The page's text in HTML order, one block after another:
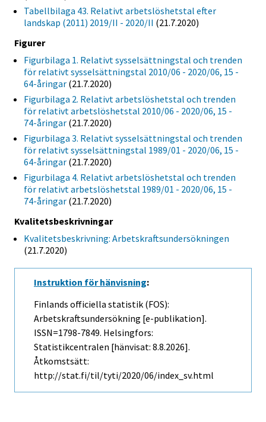
Tabellbilaga 43. Relativt arbetslöshetstal efter
landskap (2011) 2019/II - 2020/II (21.7.2020)
Figurer
Figurbilaga 1. Relativt sysselsättningstal och trenden
för relativt sysselsättningstal 2010/06 - 2020/06, 15 -
64-åringar (21.7.2020)
Figurbilaga 2. Relativt arbetslöshetstal och trenden
för relativt arbetslöshetstal 2010/06 - 2020/06, 15 -
74-åringar (21.7.2020)
Figurbilaga 3. Relativt sysselsättningstal och trenden
för relativt sysselsättningstal 1989/01 - 2020/06, 15 -
64-åringar (21.7.2020)
Figurbilaga 4. Relativt arbetslöshetstal och trenden
för relativt arbetslöshetstal 1989/01 - 2020/06, 15 -
74-åringar (21.7.2020)
Kvalitetsbeskrivningar
Kvalitetsbeskrivning: Arbetskraftsundersökningen
(21.7.2020)
Instruktion för hänvisning:
Finlands officiella statistik (FOS):
Arbetskraftsundersökning [e-publikation].
ISSN=1798-7849. Helsingfors:
Statistikcentralen [hänvisat: 8.8.2026].
Åtkomstsätt:
http://stat.fi/til/tyti/2020/06/index_sv.html